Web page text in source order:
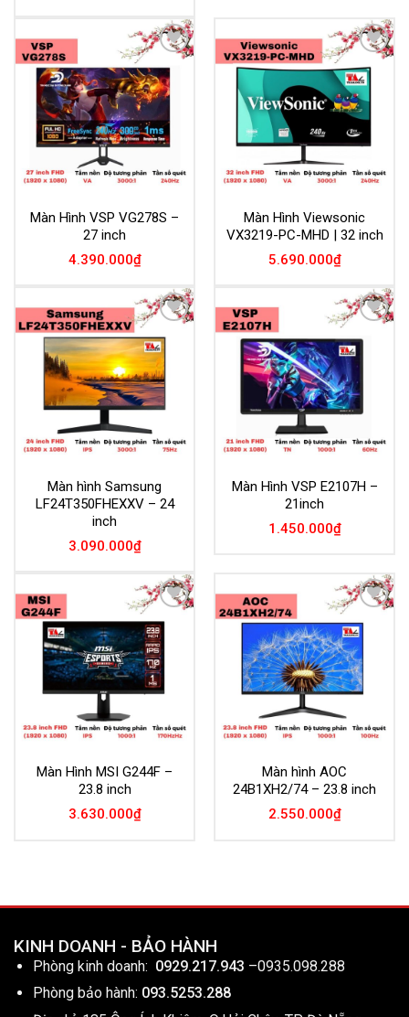
Add to
Wishlist
Màn Hình VSP VG278S –
27 inch
4.390.000₫
Add to
Wishlist
Màn Hình Viewsonic
VX3219-PC-MHD | 32 inch
5.690.000₫
Add to
Wishlist
Màn hình Samsung
LF24T350FHEXXV – 24
inch
3.090.000₫
Wishlist
Màn Hình VSP E2107H –
21inch
1.450.000₫
Add to
Wishlist
Màn Hình MSI G244F –
23.8 inch
3.630.000₫
Add to
Wishlist
Màn hình AOC
24B1XH2/74 – 23.8 inch
2.550.000₫
KINH DOANH - BẢO HÀNH
Phòng kinh doanh: 0929.217.943 –0935.098.288
Phòng bảo hành: 093.5253.288